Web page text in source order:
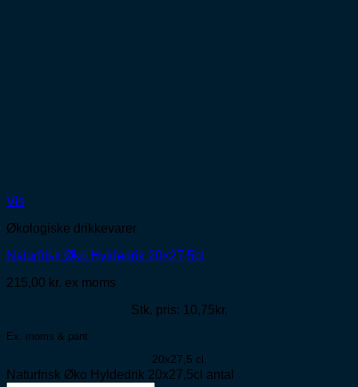
Vis
Økologiske drikkevarer
Naturfrisk Øko Hyldedrik 20×27,5cl
215,00 kr. ex moms
Stk. pris: 10,75kr.
Ex. moms & pant
20x27,5 cl.
Naturfrisk Øko Hyldedrik 20x27,5cl antal